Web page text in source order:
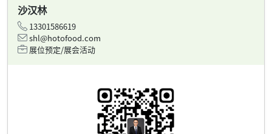
沙汉林
13301586619
shl@hotofood.com
展位预定/展会活动